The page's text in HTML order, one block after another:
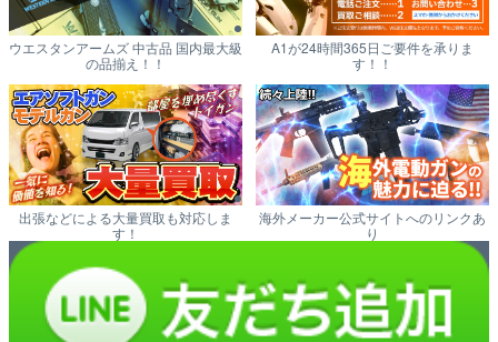
ウエスタンアームズ 中古品 国内最大級
の品揃え！！
A1が24時間365日ご要件を承りま
す！！
出張などによる大量買取も対応しま
す！
海外メーカー公式サイトへのリンクあ
り